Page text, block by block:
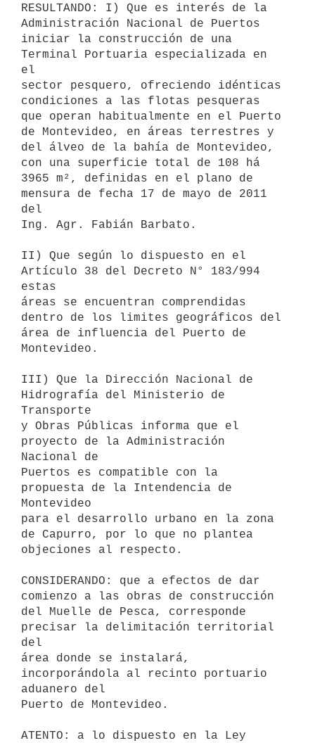
RESULTANDO: I) Que es interés de la
Administración Nacional de Puertos
iniciar la construcción de una
Terminal Portuaria especializada en
el
sector pesquero, ofreciendo idénticas
condiciones a las flotas pesqueras
que operan habitualmente en el Puerto
de Montevideo, en áreas terrestres y
del álveo de la bahía de Montevideo,
con una superficie total de 108 há
3965 m², definidas en el plano de
mensura de fecha 17 de mayo de 2011
del
Ing. Agr. Fabián Barbato.
II) Que según lo dispuesto en el
Artículo 38 del Decreto N° 183/994
estas
áreas se encuentran comprendidas
dentro de los limites geográficos del
área de influencia del Puerto de
Montevideo.
III) Que la Dirección Nacional de
Hidrografía del Ministerio de
Transporte
y Obras Públicas informa que el
proyecto de la Administración
Nacional de
Puertos es compatible con la
propuesta de la Intendencia de
Montevideo
para el desarrollo urbano en la zona
de Capurro, por lo que no plantea
objeciones al respecto.
CONSIDERANDO: que a efectos de dar
comienzo a las obras de construcción
del Muelle de Pesca, corresponde
precisar la delimitación territorial
del
área donde se instalará,
incorporándola al recinto portuario
aduanero del
Puerto de Montevideo.
ATENTO: a lo dispuesto en la Ley